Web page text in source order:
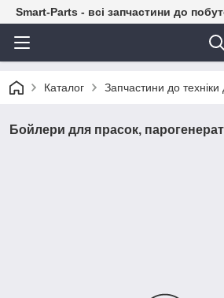
Smart-Parts - всі запчастини до
Каталог Запчастини до
Бойлери для прасок,